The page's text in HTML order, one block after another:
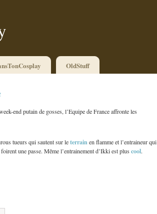
OldStuff
end putain de gosses, l’Equipe de France affronte les
tueurs qui sautent sur leterrainen flamme et l’entraineur qui
foirent une passe. Même l’entrainement d’Ikki est pluscool.